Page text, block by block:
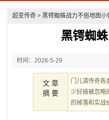
超变传奇 > 黑锷蜘蛛战力不俗地图
黑锷蜘
时间：2026-5-29
21:45:22
文 章
摘 要
门儿清传奇各
少好搞被忽略
的掉落和实战